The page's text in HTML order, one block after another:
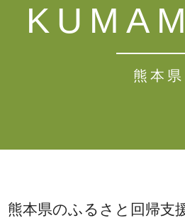
熊本県
熊本県のふるさと回帰支